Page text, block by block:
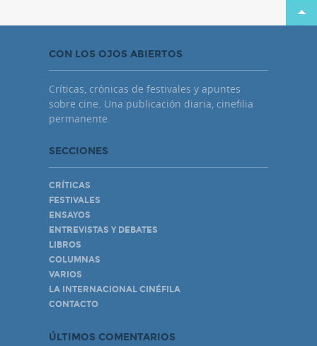
CON LOS OJOS ABIERTOS
Críticas, crónicas de festivales y apuntes
sobre cine. Una publicación diaria, cinefilia
permanente.
SECCIONES
CRÍTICAS
FESTIVALES
ENSAYOS
ENTREVISTAS Y DEBATES
LIBROS
COLUMNAS
VARIOS
LA INTERNACIONAL CINÉFILA
CONTACTO
ÚLTIMOS COMENTARIOS